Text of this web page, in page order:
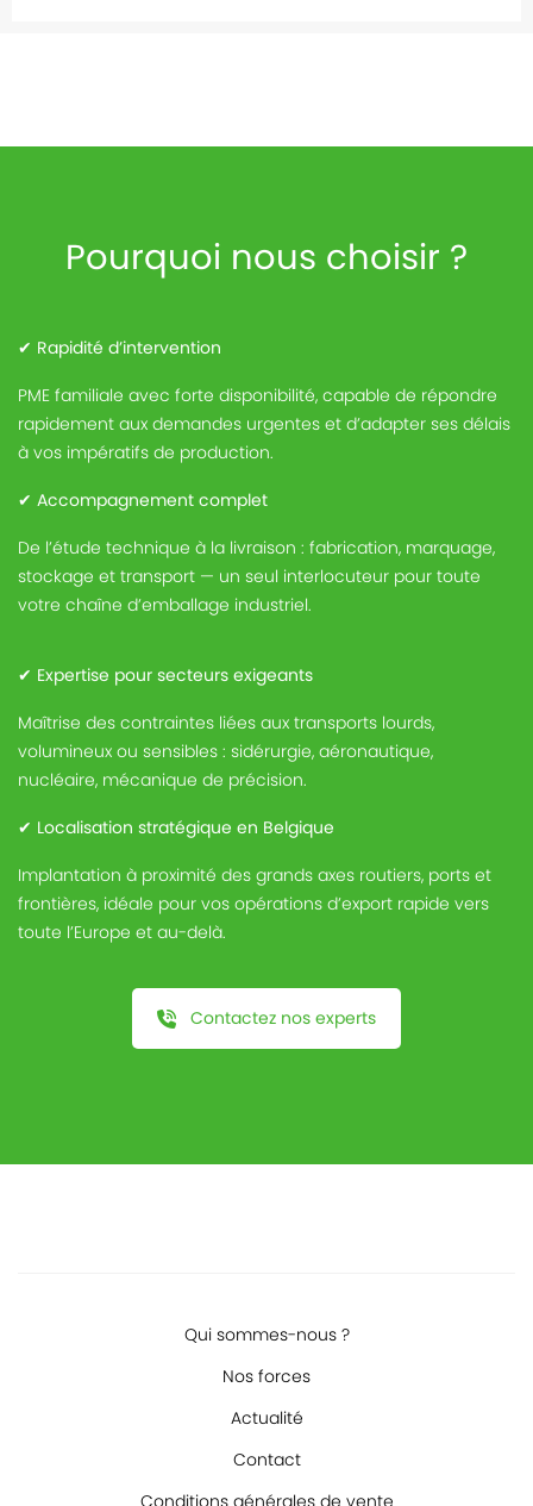
Pourquoi nous choisir ?
✔ Rapidité d’intervention
PME familiale avec forte disponibilité, capable de répondre
rapidement aux demandes urgentes et d’adapter ses délais
à vos impératifs de production.
✔ Accompagnement complet
De l’étude technique à la livraison : fabrication, marquage,
stockage et transport — un seul interlocuteur pour toute
votre chaîne d’emballage industriel.
✔ Expertise pour secteurs exigeants
Maîtrise des contraintes liées aux transports lourds,
volumineux ou sensibles : sidérurgie, aéronautique,
nucléaire, mécanique de précision.
✔ Localisation stratégique en Belgique
Implantation à proximité des grands axes routiers, ports et
frontières, idéale pour vos opérations d’export rapide vers
toute l’Europe et au-delà.
Contactez nos experts
Qui sommes-nous ?
Nos forces
Actualité
Contact
Conditions générales de vente